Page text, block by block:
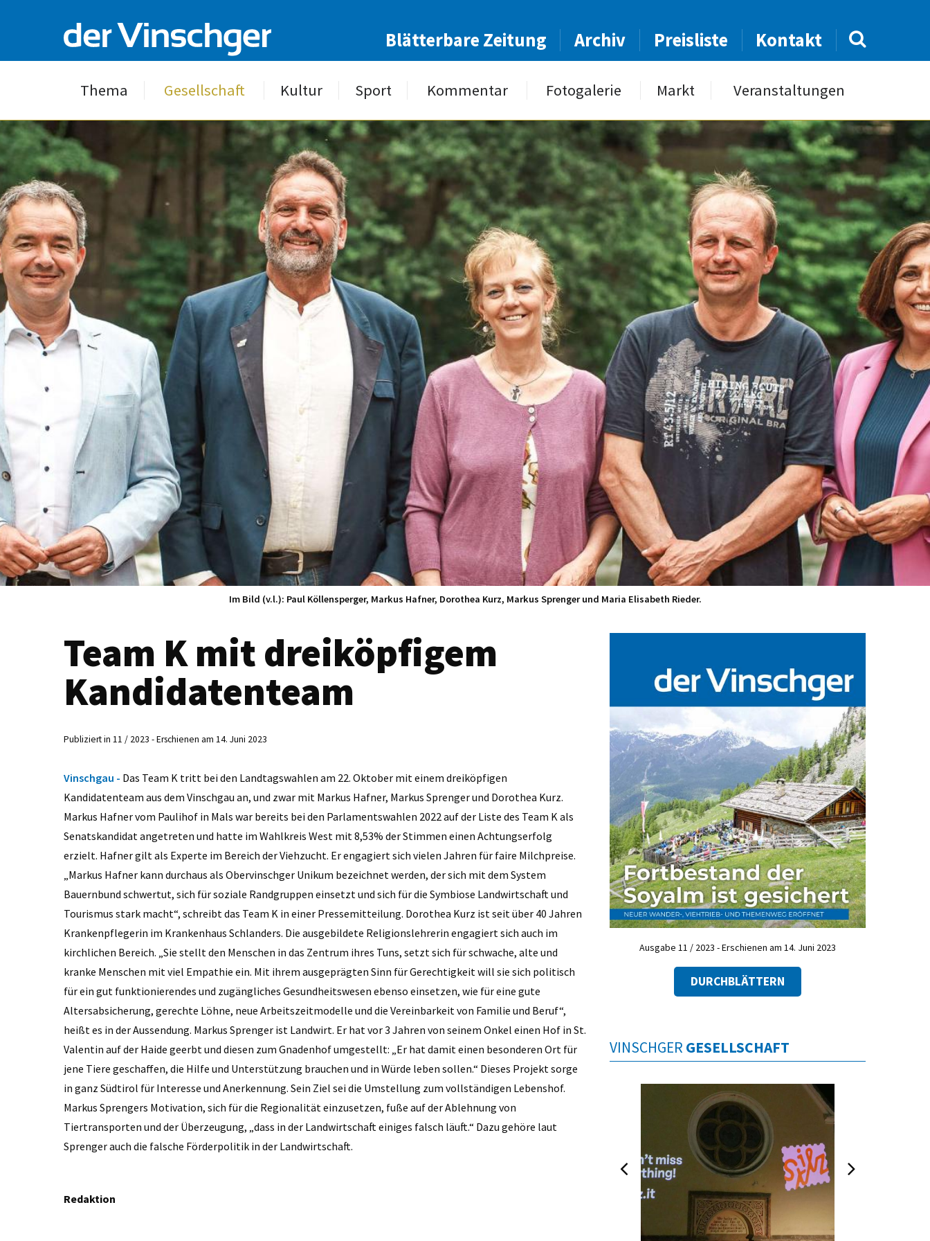
Blätterbare Zeitung Archiv Preisliste Kontakt
Thema Gesellschaft Kultur Sport Kommentar Fotogalerie Markt Veranstaltungen
Im Bild (v.l.): Paul Köllensperger, Markus Hafner, Dorothea Kurz, Markus Sprenger und Maria Elisabeth Rieder.
Team K mit dreiköpfigem
Kandidatenteam
Publiziert in 11 / 2023 - Erschienen am 14. Juni 2023
Vinschgau - Das Team K tritt bei den Landtagswahlen am 22. Oktober mit einem dreiköpfigen
Kandidatenteam aus dem Vinschgau an, und zwar mit Markus Hafner, Markus Sprenger und Dorothea Kurz.
Markus Hafner vom Paulihof in Mals war bereits bei den Parlamentswahlen 2022 auf der Liste des Team K als
Senatskandidat angetreten und hatte im Wahlkreis West mit 8,53% der Stimmen einen Achtungserfolg
erzielt. Hafner gilt als Experte im Bereich der Viehzucht. Er engagiert sich vielen Jahren für faire Milchpreise.
„Markus Hafner kann durchaus als Obervinschger Unikum bezeichnet werden, der sich mit dem System
Bauernbund schwertut, sich für soziale Randgruppen einsetzt und sich für die Symbiose Landwirtschaft und
Tourismus stark macht“, schreibt das Team K in einer Pressemitteilung. Dorothea Kurz ist seit über 40 Jahren
Krankenpflegerin im Krankenhaus Schlanders. Die ausgebildete Religionslehrerin engagiert sich auch im
kirchlichen Bereich. „Sie stellt den Menschen in das Zentrum ihres Tuns, setzt sich für schwache, alte und
kranke Menschen mit viel Empathie ein. Mit ihrem ausgeprägten Sinn für Gerechtigkeit will sie sich politisch
für ein gut funktionierendes und zugängliches Gesundheitswesen ebenso einsetzen, wie für eine gute
Altersabsicherung, gerechte Löhne, neue Arbeitszeitmodelle und die Vereinbarkeit von Familie und Beruf“,
heißt es in der Aussendung. Markus Sprenger ist Landwirt. Er hat vor 3 Jahren von seinem Onkel einen Hof in St.
Valentin auf der Haide geerbt und diesen zum Gnadenhof umgestellt: „Er hat damit einen besonderen Ort für
jene Tiere geschaffen, die Hilfe und Unterstützung brauchen und in Würde leben sollen.“ Dieses Projekt sorge
in ganz Südtirol für Interesse und Anerkennung. Sein Ziel sei die Umstellung zum vollständigen Lebenshof.
Markus Sprengers Motivation, sich für die Regionalität einzusetzen, fuße auf der Ablehnung von
Tiertransporten und der Überzeugung, „dass in der Landwirtschaft einiges falsch läuft.“ Dazu gehöre laut
Sprenger auch die falsche Förderpolitik in der Landwirtschaft.
Redaktion
Ausgabe 11 / 2023 - Erschienen am 14. Juni 2023
DURCHBLÄTTERN
VINSCHGER GESELLSCHAFT